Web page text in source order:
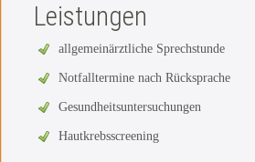
Leistungen
allgemeinärztliche Sprechstunde
Notfalltermine nach Rücksprache
Gesundheitsuntersuchungen
Hautkrebsscreening